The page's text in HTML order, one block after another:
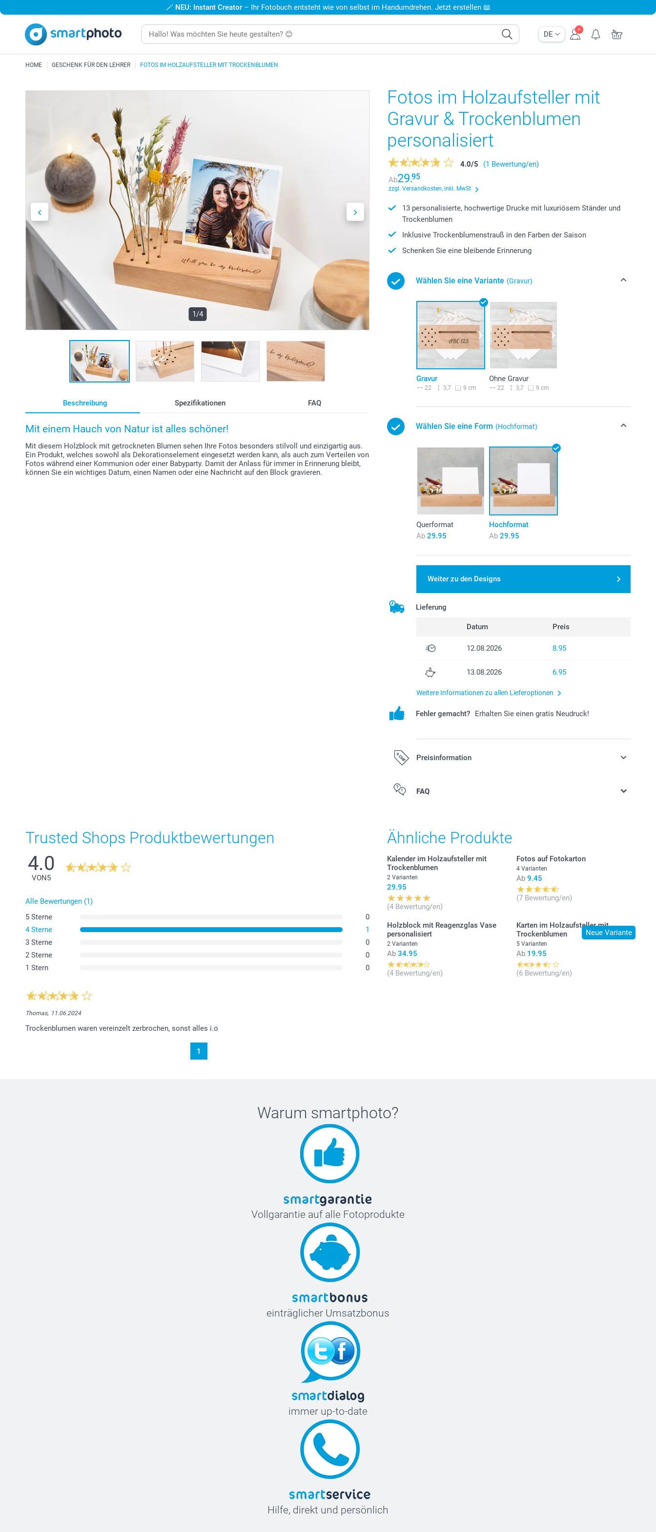
DE
🪄 NEU: Instant Creator – Ihr Fotobuch entsteht wie von selbst im Handumdrehen. Jetzt erstellen 📖
HOME GESCHENK FÜR DEN LEHRER FOTOS IM HOLZAUFSTELLER MIT TROCKENBLUMEN
1/4
Beschreibung Spezifikationen FAQ
Mit einem Hauch von Natur ist alles schöner!
Mit diesem Holzblock mit getrockneten Blumen sehen Ihre Fotos besonders stilvoll und einzigartig aus.
Ein Produkt, welches sowohl als Dekorationselement eingesetzt werden kann, als auch zum Verteilen von
Fotos während einer Kommunion oder einer Babyparty. Damit der Anlass für immer in Erinnerung bleibt,
können Sie ein wichtiges Datum, einen Namen oder eine Nachricht auf den Block gravieren.
Fotos im Holzaufsteller mit
Gravur & Trockenblumen
personalisiert
4.0/5
(1 Bewertung/en)
Ab29.95
zzgl. Versandkosten, inkl. MwSt
13 personalisierte, hochwertige Drucke mit luxuriösem Ständer und
Trockenblumen
Inklusive Trockenblumenstrauß in den Farben der Saison
Schenken Sie eine bleibende Erinnerung
Wählen Sie eine Variante (Gravur)
Gravur
22 3,7 9 cm
Ohne Gravur
22 3,7 9 cm
Wählen Sie eine Form (Hochformat)
Querformat
Ab 29.95
Hochformat
Ab 29.95
Weiter zu den Designs
Lieferung
Datum Preis
12.08.2026 8.95
13.08.2026 6.95
Weitere Informationen zu allen Lieferoptionen
Fehler gemacht? Erhalten Sie einen gratis Neudruck!
Preisinformation
Alle Preise verstehen sich in Schweizer Franken (CHF) inkl. MwSt. und
FAQ
Trusted Shops Produktbewertungen
4.0
VON5
Alle Bewertungen (1)
5 Sterne
0
4 Sterne
1
3 Sterne
0
2 Sterne
0
1 Stern
0
Thomas, 11.06.2024
Trockenblumen waren vereinzelt zerbrochen, sonst alles i.o
1
Ähnliche Produkte
Kalender im Holzaufsteller mit
Trockenblumen
2 Varianten
29.95
(4 Bewertung/en)
Fotos auf Fotokarton
4 Varianten
Ab 9.45
(7 Bewertung/en)
Holzblock mit Reagenzglas Vase
personalisiert
2 Varianten
Ab 34.95
(4 Bewertung/en)
Neue Variante
Karten im Holzaufsteller mit
Trockenblumen
5 Varianten
Ab 19.95
(6 Bewertung/en)
Warum smartphoto?
Vollgarantie auf alle Fotoprodukte
einträglicher Umsatzbonus
immer up-to-date
Hilfe, direkt und persönlich